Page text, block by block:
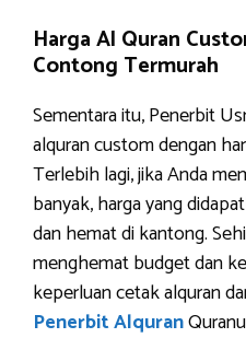
Harga Al Quran
Contong Termurah
Sementara itu, Penerbit
alquran custom dengan
Terlebih lagi, jika Anda
banyak, harga yang
dan hemat di kantong.
menghemat budget dan
keperluan cetak alquran
Penerbit Alquran